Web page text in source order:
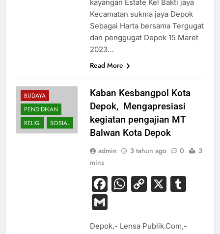
kayangan Estate Kel Bakti jaya
Kecamatan sukma jaya Depok
Sebagai Harta bersama Tergugat
dan penggugat Depok 15 Maret
2023…
Read More
BUDAYA
PENDIDIKAN
RELIGI
SOSIAL
Kaban Kesbangpol Kota
Depok, Mengapresiasi
kegiatan pengajian MT
Balwan Kota Depok
admin 3 tahun ago 0
3
mins
Facebook
WhatsApp
Copy
X
Gmail
Depok,- Lensa Publik.Com,-